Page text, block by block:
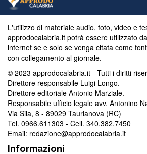
Denis Nesci, annunciando la
dedicata all’orientamento su […]
L'utilizzo di materiale audio, foto, video e
approdocalabria.it potrà essere utilizzato
internet se e solo se venga citata come
con collegamento al giornale.
© 2023 approdocalabria.it - Tutti i diritti
Direttore responsabile Luigi Longo.
Direttore editoriale Antonio Marziale.
Responsabile ufficio legale avv. Antonino
Via Sila, 8 - 89029 Taurianova (RC)
Tel. 0966.611303 - Cell. 340.382.7450
Email: redazione@approdocalabria.it
Informazioni